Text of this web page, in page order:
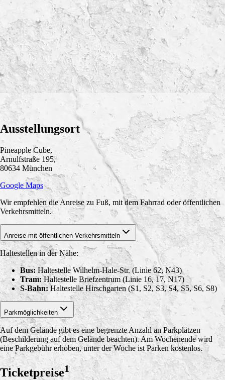
Ausstellungsort
Pineapple Cube,
Arnulfstraße 195,
80634 München
Google Maps
Wir empfehlen die Anreise zu Fuß, mit dem Fahrrad oder öffentlichen
Verkehrsmitteln.
Anreise mit öffentlichen Verkehrsmitteln
Haltestellen in der Nähe:
Bus: Haltestelle Wilhelm-Hale-Str. (Linie 62, N43)
Tram:Haltestelle Briefzentrum (Linie 16, 17, N17)
S-Bahn:Haltestelle Hirschgarten (S1, S2, S3, S4, S5, S6, S8)
Parkmöglichkeiten
Auf dem Gelände gibt es eine begrenzte Anzahl an Parkplätzen
(Beschilderung auf dem Gelände beachten). Am Wochenende wird
eine Parkgebühr erhoben, unter der Woche ist Parken kostenlos.
Ticketpreise1